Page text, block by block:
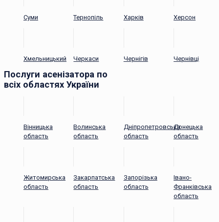
Суми Тернопіль Харків Херсон
Хмельницький Черкаси Чернігів Чернівці
Послуги асенізатора по
всіх областях України
Вінницька
область
Волинська
область
Дніпропетровська
область
Донецька
область
Житомирська
область
Закарпатська
область
Запорізька
область
Івано-
Франківська
область